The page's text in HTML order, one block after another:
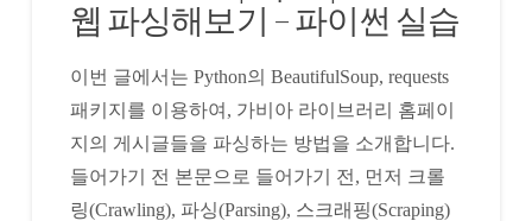
웹 파싱해보기 – 파이썬 실습
이번 글에서는 Python의 BeautifulSoup, requests
패키지를 이용하여, 가비아 라이브러리 홈페이
지의 게시글들을 파싱하는 방법을 소개합니다.
들어가기 전 본문으로 들어가기 전, 먼저 크롤
링(Crawling), 파싱(Parsing), 스크래핑(Scraping)